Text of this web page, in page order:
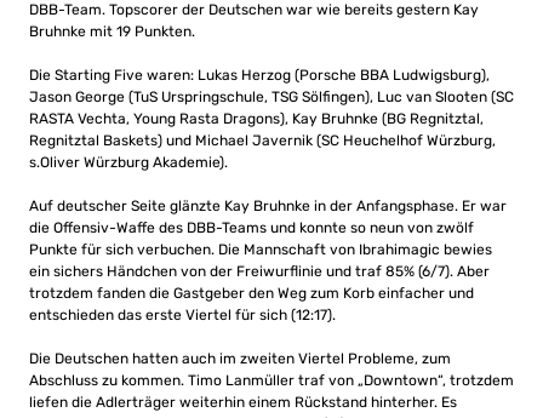
DBB-Team. Topscorer der Deutschen war wie bereits gestern Kay
Bruhnke mit 19 Punkten.
Die Starting Five waren: Lukas Herzog (Porsche BBA Ludwigsburg),
Jason George (TuS Urspringschule, TSG Sölfingen), Luc van Slooten (SC
RASTA Vechta, Young Rasta Dragons), Kay Bruhnke (BG Regnitztal,
Regnitztal Baskets) und Michael Javernik (SC Heuchelhof Würzburg,
s.Oliver Würzburg Akademie).
Auf deutscher Seite glänzte Kay Bruhnke in der Anfangsphase. Er war
die Offensiv-Waffe des DBB-Teams und konnte so neun von zwölf
Punkte für sich verbuchen. Die Mannschaft von Ibrahimagic bewies
ein sichers Händchen von der Freiwurflinie und traf 85% (6/7). Aber
trotzdem fanden die Gastgeber den Weg zum Korb einfacher und
entschieden das erste Viertel für sich (12:17).
Die Deutschen hatten auch im zweiten Viertel Probleme, zum
Abschluss zu kommen. Timo Lanmüller traf von „Downtown“, trotzdem
liefen die Adlerträger weiterhin einem Rückstand hinterher. Es